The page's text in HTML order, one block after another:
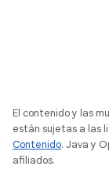
El contenido y las
están sujetas a las
Contenido. Java y
afiliados.